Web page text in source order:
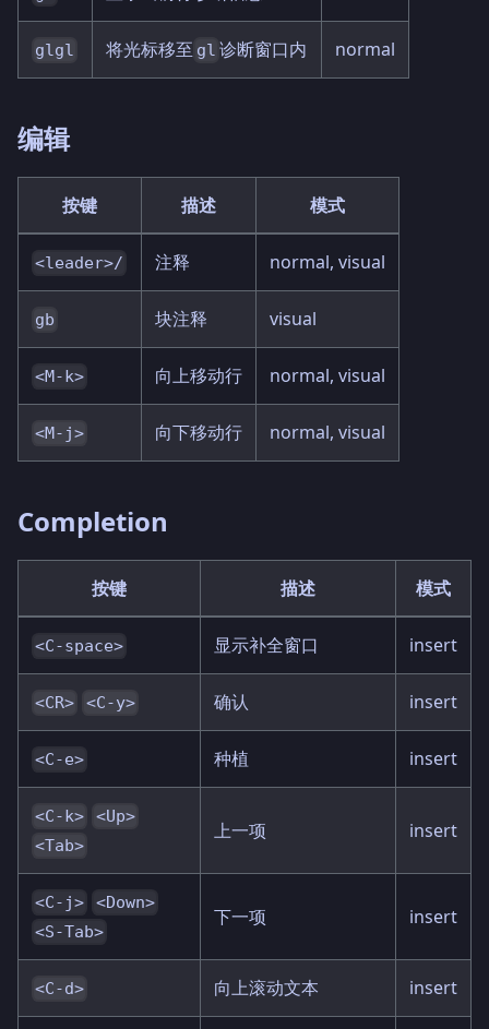
glgl 将光标移至 gl 诊断窗口内 normal
编辑
按键 描述 模式
<leader>/ 注释 normal, visual
gb 块注释 visual
<M-k> 向上移动行 normal, visual
<M-j> 向下移动行 normal, visual
Completion
按键 描述 模式
<C-space> 显示补全窗口 insert
<CR> <C-y> 确认 insert
<C-e> 种植 insert
<C-k>
<Up>
<Tab>
上一项 insert
<C-j>
<Down>
<S-Tab>
下一项 insert
<C-d> 向上滚动文本 insert